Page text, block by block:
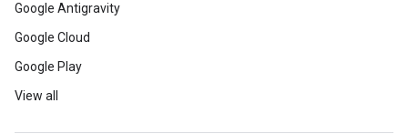
Google Antigravity
Google Cloud
Google Play
View all